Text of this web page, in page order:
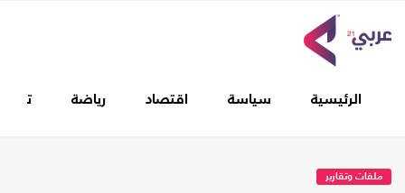
الرئيسية سياسة اقتصاد رياضة
ملفات وتقارير